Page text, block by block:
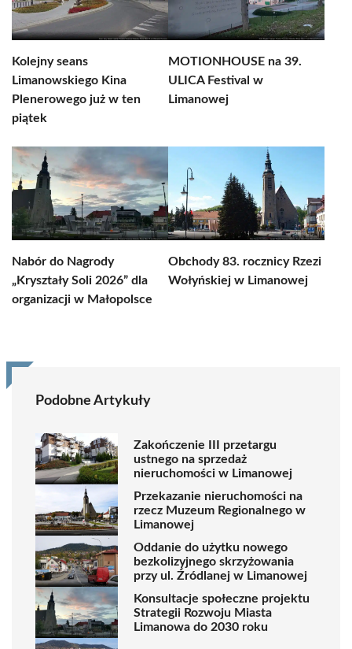
Kolejny seans
Limanowskiego Kina
Plenerowego już w ten
piątek
MOTIONHOUSE na 39.
ULICA Festival w
Limanowej
Nabór do Nagrody
„Kryształy Soli 2026” dla
organizacji w Małopolsce
Obchody 83. rocznicy Rzezi
Wołyńskiej w Limanowej
Podobne Artykuły
Zakończenie III przetargu
ustnego na sprzedaż
nieruchomości w Limanowej
Przekazanie nieruchomości na
rzecz Muzeum Regionalnego w
Limanowej
Oddanie do użytku nowego
bezkolizyjnego skrzyżowania
przy ul. Źródlanej w Limanowej
Konsultacje społeczne projektu
Strategii Rozwoju Miasta
Limanowa do 2030 roku